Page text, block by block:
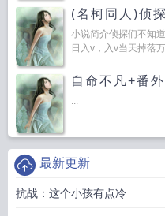
(名柯同人)侦
小说简介侦探们不知
日入v，入v当天掉落
自命不凡+番外
...
最新更新
抗战：这个小孩有点冷